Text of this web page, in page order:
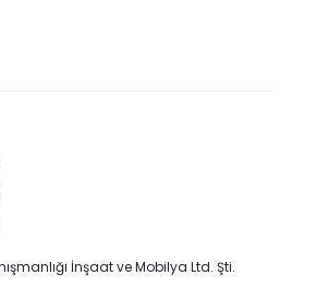
İnşaat ve Mobilya Ltd. Şti.